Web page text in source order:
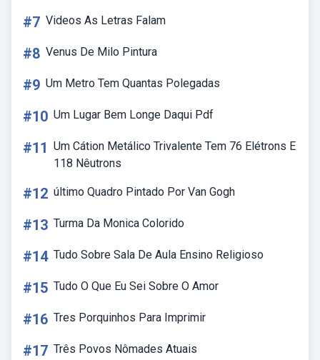
#7 Videos As Letras Falam
#8 Venus De Milo Pintura
#9 Um Metro Tem Quantas Polegadas
#10 Um Lugar Bem Longe Daqui Pdf
#11 Um Cátion Metálico Trivalente Tem 76 Elétrons E
118 Nêutrons
#12 último Quadro Pintado Por Van Gogh
#13 Turma Da Monica Colorido
#14 Tudo Sobre Sala De Aula Ensino Religioso
#15 Tudo O Que Eu Sei Sobre O Amor
#16 Tres Porquinhos Para Imprimir
#17 Três Povos Nômades Atuais